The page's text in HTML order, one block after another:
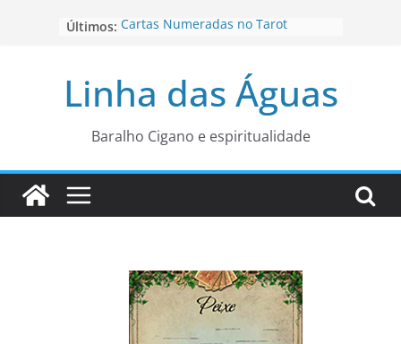
Últimos: Cartas Numeradas no Tarot
para está fase
Os Naipes no Tarot
Cartas da Corte no Tarot
Linha das Águas
Baralho Cigano e espiritualidade